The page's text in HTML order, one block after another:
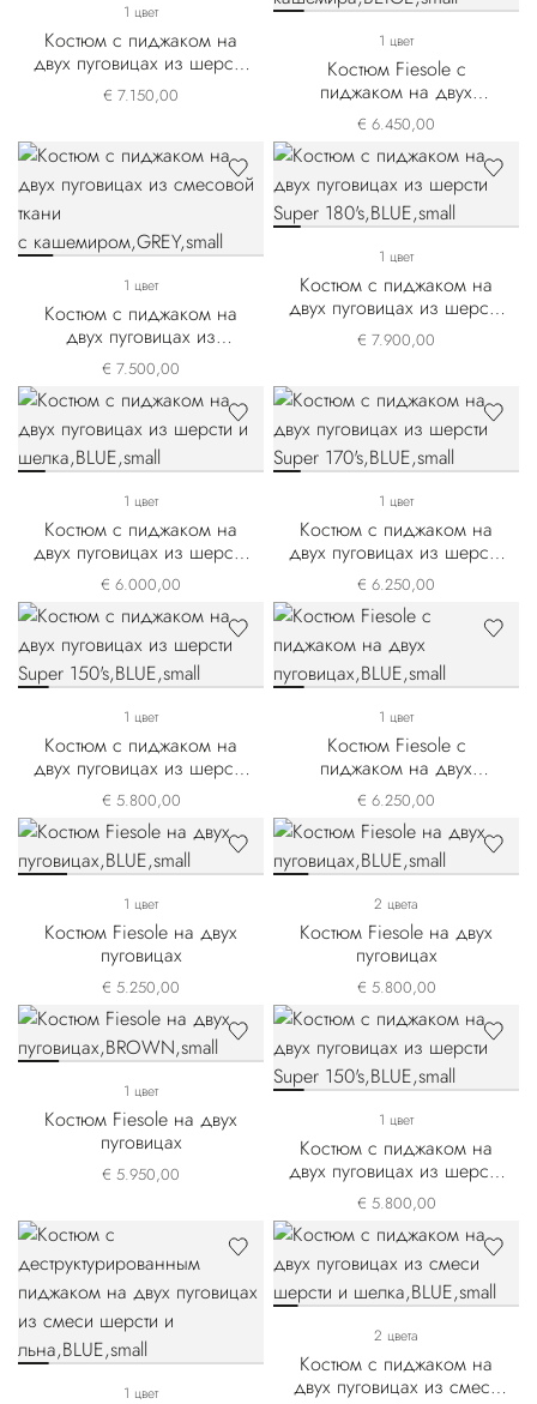
1 цвет
Костюм с пиджаком на
двух пуговицах из шерсти
Super 180's
€ 7.150,00
1 цвет
Костюм Fiesole с
пиджаком на двух
пуговицах из шерсти и
кашемира
€ 6.450,00
1 цвет
Костюм с пиджаком на
двух пуговицах из
смесовой ткани
с кашемиром
€ 7.500,00
1 цвет
Костюм с пиджаком на
двух пуговицах из шерсти
Super 180's
€ 7.900,00
1 цвет
Костюм с пиджаком на
двух пуговицах из шерсти
и шелка
€ 6.000,00
1 цвет
Костюм с пиджаком на
двух пуговицах из шерсти
Super 170's
€ 6.250,00
1 цвет
Костюм с пиджаком на
двух пуговицах из шерсти
Super 150's
€ 5.800,00
1 цвет
Костюм Fiesole с
пиджаком на двух
пуговицах
€ 6.250,00
1 цвет
Костюм Fiesole на двух
пуговицах
€ 5.250,00
2 цвета
Костюм Fiesole на двух
пуговицах
€ 5.800,00
1 цвет
Костюм Fiesole на двух
пуговицах
€ 5.950,00
1 цвет
Костюм с пиджаком на
двух пуговицах из шерсти
Super 150's
€ 5.800,00
1 цвет
2 цвета
Костюм с пиджаком на
двух пуговицах из смеси